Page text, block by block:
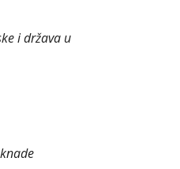
i država u